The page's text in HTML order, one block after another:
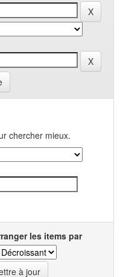
chercher mieux.
les items par